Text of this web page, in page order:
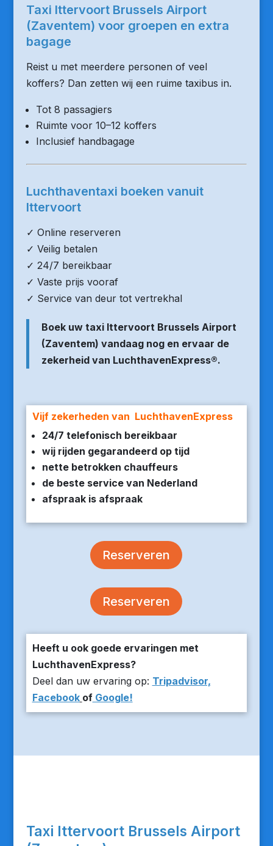
Taxi Ittervoort Brussels Airport
(Zaventem) voor groepen en extra
bagage
Reist u met meerdere personen of veel
koffers? Dan zetten wij een ruime taxibus in.
Tot 8 passagiers
Ruimte voor 10–12 koffers
Inclusief handbagage
Luchthaventaxi boeken vanuit
Ittervoort
✓ Online reserveren
✓ Veilig betalen
✓ 24/7 bereikbaar
✓ Vaste prijs vooraf
✓ Service van deur tot vertrekhal
Boek uw taxi Ittervoort Brussels Airport
(Zaventem) vandaag nog en ervaar de
zekerheid van LuchthavenExpress®.
Vijf zekerheden van LuchthavenExpress
24/7 telefonisch bereikbaar
wij rijden gegarandeerd op tijd
nette betrokken chauffeurs
de beste service van Nederland
afspraak is afspraak
Reserveren
Reserveren
Heeft u ook goede ervaringen met
LuchthavenExpress?
Deel dan uw ervaring op: Tripadvisor,
Facebook ofGoogle!
Taxi Ittervoort Brussels Airport